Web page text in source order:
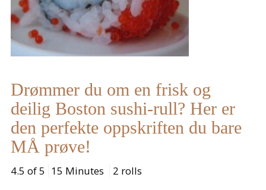
Drømmer du om en frisk og
deilig Boston sushi-rull? Her er
den perfekte oppskriften du bare
MÅ prøve!
4.5 of 5 15 Minutes
2 rolls